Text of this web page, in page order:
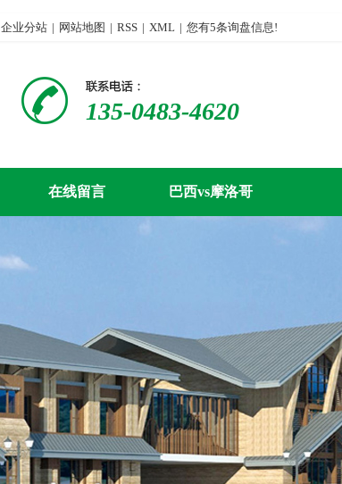
企业分站 | 网站地图 | RSS | XML | 您有5条询盘信息!
135-0483-4620
在线留言 巴西vs摩洛哥